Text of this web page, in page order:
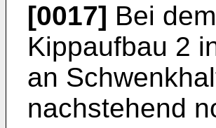
[0017] Bei
Kippaufbau 2
an
nachstehend